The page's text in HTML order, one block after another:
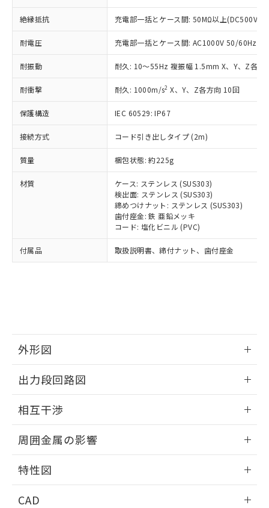
絶縁抵抗 充電部一括とケース間: 50MΩ以上(DC500Vメ
耐電圧 充電部一括とケース間: AC1000V 50/60Hz
耐振動 耐久: 10～55Hz 複振幅 1.5mm X、Y、Z各方
耐衝撃 耐久: 1000m/s2 X、Y、Z各方向 10回
保護構造 IEC 60529: IP67
接続方式 コード引き出しタイプ (2m)
質量 梱包状態: 約225g
材質
ケース: ステンレス (SUS303)
検出面: ステンレス (SUS303)
締めつけナット: ステンレス (SUS303)
歯付座金: 鉄 亜鉛メッキ
コード: 塩化ビニル (PVC)
付属品 取扱説明書、締付ナット、歯付座金
外形図
外形図
出力段回路図
出力段回路図
相互干渉
相互干渉
周囲金属の影響
周囲金属の影響
特性図
CAD
在庫状況および標準価格照会結果は、
記載している更新日時点での社内デー
タに基づき作成されるものであり、閲
覧された時点での実際の在庫および標
準価格とは異なる場合があることをご
了承ください。
正式な納期状況および標準価格はお客
様のお取引先、またはお客様担当のオ
ムロン制御機器販売店・当社販売員に
ご相談ください。
オムロン制御機器販売店や当社販売拠
販売ネットワーク
」をご確認
在庫状況および標準価格結果を当社の
事前の承諾なく第三者に漏洩または開
示しないようお願いします。
マイパーツ機能（部品リスト作成サー
ビス）をご利用いただくには、I-Web
メンバーズにご登録されている必要が
お客様が当ウェブサイト上で当社にご
※当社の共同利用者とは、"個人情報
用者の範囲」に記載されている法人を
指します。
*EU RoHS指令（10物質）：
鉛(Pb) 1000ppm以下、 水銀(Hg) 1000ppm以下、 カド
ミウム(Cd) 100ppm以下、
六価クロム(Cr(Ⅵ)) 1000ppm以下、ポリ臭化ビフェニル
類(PBB) 1000ppm以下、ポリ臭化ジフェニルエーテル類
ル) (DEHP)(別名：DOP) 1000ppm以下、フタル酸ブチ
ルベンジル（BBP） 1000ppm以下、フタル酸ジブチル
（DBP） 1000ppm以下、フタル酸ジイソブチル
(DIBP) 1000ppm以下
但し、RoHS指令で産業用監視および制御機器に対する
適用除外項目は除く。
フタル酸エステル類の４物質については閾値を超える意
図的な使用がないことを確認しています。
※2 対応予定月
部品在庫の切り替え状況などにより、予定
月が前後することがあります。
EU RoHS指令（10物質）の非含有証明書
51物質の非含有証明書（当社基準）
ものではありません。
また、RoHS指令のフタル酸エステル類４
物質の対応では、対応完了までの期間は出
荷製品に未対応品が混在することから備考
欄に対応日を記載しておりました。
既に当社にて対応品への在庫切替を完了
り、2022年1月12日より割愛しておりま
す。
い合わせください。
*中国RoHS10物質の基準値 (GB/T26572)：
Pb(鉛) :1000ppm、 Hg(水銀) : 1000ppm、 Cd(カドミウ
Cr(Ⅵ)(六価クロム) : 1000ppm、 PBBs(ポリ臭化ビフェ
ニル類) : 1000ppm、 PBDEs(ポリ臭化ジフェニルエーテ
DBP(フタル酸ジブチル) : 1000ppm、 DIBP(フタル酸ジ
イソブチル) : 1000ppm、 BBP(フタル酸ブチルベンジ
ル) : 1000ppm、
※2 環境保護使用期限
「ｅ」：有害物質（10物質）のすべてが基
準値以下であることを示します。
「10」：通常の使用状況下において有害物
質が外部に漏えいし、環境に深刻な影響を
及ぼさない年数を意味します。
「－」：未確認です。当社販売部門へお問
い合わせください。
為替および外国貿易法に定める商品
（以下｢規制貨物等」という）を輸出
または国外への提供する場合は、日本
国政府の輸出許可(または役務取引許
可)を取得するなどの必要な手続きを
当社は規制貨物を破棄する場合は、完
全に破砕するなど、違法に輸出されな
当社は貴社製品を、核兵器、ミサイ
ル、化学兵器、生物兵器またはその他
武器並びにこれらの製造装置等に一切
使用いたしません。
当社は、貴社製品を第三者に販売する
場合は、上記1、2および3の内容を当
該第三者に通知します。また当社は、
販売先および販売に係わる関係者が違
法に輸出するおそれがある場合は、取
り引きをいたしません。
一定数以上の在庫あり
一定数には満たないが在庫あり
在庫なし(最新の在庫状況につ
いては、お客様のお取引先、ま
たはお客様担当のオムロン制御
機器販売店・当社販売員にご確
認ください)
受注生産機種、また在庫状況の
情報を公開していない機種